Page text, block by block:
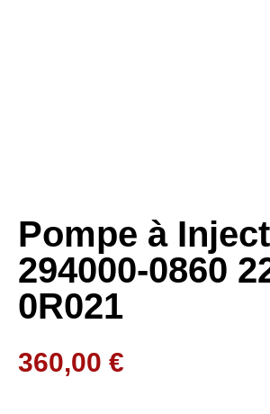
Pompe à
294000-0860
0R021
360,00 €